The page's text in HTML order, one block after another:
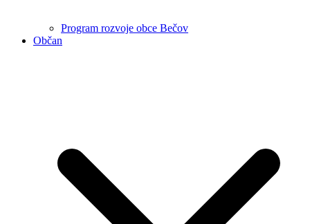
Program rozvoje obce Bečov
Občan